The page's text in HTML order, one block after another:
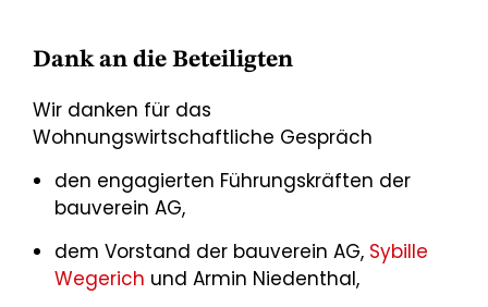
Dank an die Beteiligten
Wir danken für das
Wohnungswirtschaftliche Gespräch
den engagierten Führungskräften der
bauverein AG,
dem Vorstand der bauverein AG, Sybille
Wegerich und Armin Niedenthal,